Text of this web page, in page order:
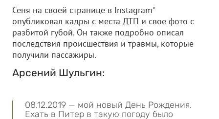
Сеня на своей странице в Instagram*
опубликовал кадры с места ДТП и свое фото с
разбитой губой. Он также подробно описал
последствия происшествия и травмы, которые
получили пассажиры.
Арсений Шульгин:
08.12.2019 — мой новый День Рождения.
Ехать в Питер в такую погоду было